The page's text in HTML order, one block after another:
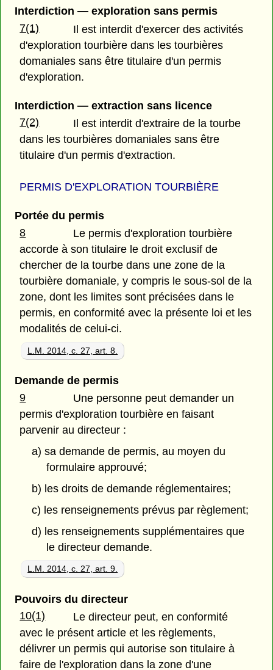
Interdiction — exploration sans permis
7(1)
Il est interdit d'exercer des activités
d'exploration tourbière dans les tourbières
domaniales sans être titulaire d'un permis
d'exploration.
Interdiction — extraction sans licence
7(2)
Il est interdit d'extraire de la tourbe
dans les tourbières domaniales sans être
titulaire d'un permis d'extraction.
PERMIS D'EXPLORATION TOURBIÈRE
Portée du permis
8
Le permis d'exploration tourbière
accorde à son titulaire le droit exclusif de
chercher de la tourbe dans une zone de la
tourbière domaniale, y compris le sous-sol de la
zone, dont les limites sont précisées dans le
permis, en conformité avec la présente loi et les
modalités de celui-ci.
L.M. 2014, c. 27, art. 8.
Demande de permis
9
Une personne peut demander un
permis d'exploration tourbière en faisant
parvenir au directeur :
a) sa demande de permis, au moyen du
formulaire approuvé;
b) les droits de demande réglementaires;
c) les renseignements prévus par règlement;
d) les renseignements supplémentaires que
le directeur demande.
L.M. 2014, c. 27, art. 9.
Pouvoirs du directeur
10(1)
Le directeur peut, en conformité
avec le présent article et les règlements,
délivrer un permis qui autorise son titulaire à
faire de l'exploration dans la zone d'une